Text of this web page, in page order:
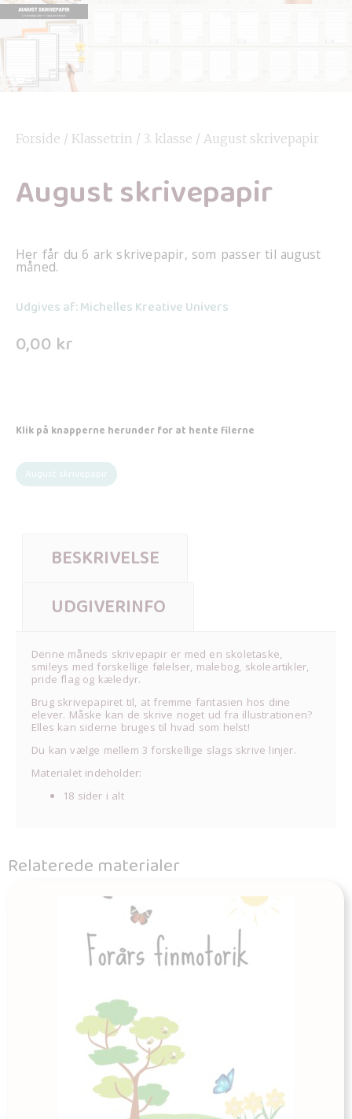
Forside / Klassetrin / 3. klasse / August skrivepapir
August skrivepapir
Her får du 6 ark skrivepapir, som passer til august
måned.
Udgives af: Michelles Kreative Univers
0,00 kr
Klik på knapperne herunder for at hente filerne
August skrivepapir
BESKRIVELSE
UDGIVERINFO
Denne måneds skrivepapir er med en skoletaske,
smileys med forskellige følelser, malebog, skoleartikler,
pride flag og kæledyr.
Brug skrivepapiret til, at fremme fantasien hos dine
elever. Måske kan de skrive noget ud fra illustrationen?
Elles kan siderne bruges til hvad som helst!
Du kan vælge mellem 3 forskellige slags skrive linjer.
Materialet indeholder:
18 sider i alt
Relaterede materialer